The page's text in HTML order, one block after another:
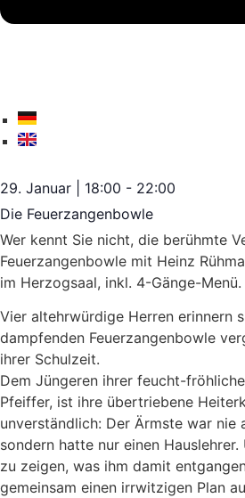
29. Januar 18:00 - 22:00
Die Feuerzangenbowle
Wer kennt Sie nicht, die berühmte
Feuerzangenbowle mit Heinz
im Herzogsaal, inkl. 4-Gänge-Menü.
Vier altehrwürdige Herren erinnern
dampfenden Feuerzangenbowle
ihrer Schulzeit.
Dem Jüngeren ihrer feucht-
Pfeiffer, ist ihre übertriebene
unverständlich: Der Ärmste war nie
sondern hatte nur einen
zu zeigen, was ihm damit
gemeinsam einen irrwitzigen Plan